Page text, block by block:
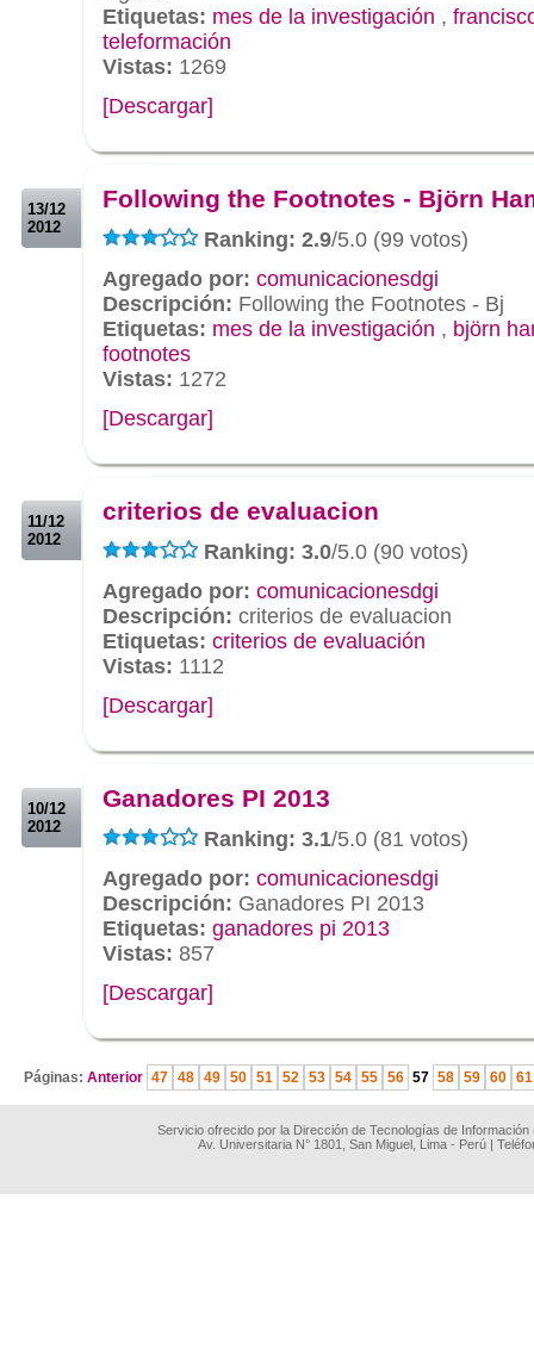
Etiquetas: mes de la investigación ,
teleformación
Vistas: 1269
[Descargar]
13/12
2012
Following the Footnotes - Björn
Ranking: 2.9/5.0 (99 votos)
Agregado por: comunicacionesdgi
Descripción: Following the Footnotes - Bj
Etiquetas: mes de la investigación , björn
footnotes
Vistas: 1272
[Descargar]
11/12
2012
criterios de evaluacion
Ranking: 3.0/5.0 (90 votos)
Agregado por: comunicacionesdgi
Descripción: criterios de evaluacion
Etiquetas: criterios de evaluación
Vistas: 1112
[Descargar]
10/12
2012
Ganadores PI 2013
Ranking: 3.1/5.0 (81 votos)
Agregado por: comunicacionesdgi
Descripción: Ganadores PI 2013
Etiquetas: ganadores pi 2013
Vistas: 857
[Descargar]
Páginas: Anterior 47 48 49 50 51 52 53 54 55 56 57 58 59 60 61
Servicio ofrecido por la Dirección de Tecnologías de
Av. Universitaria N° 1801, San Miguel, Lima - Perú |